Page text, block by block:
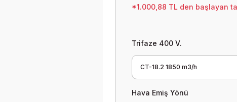
*1.000,88 TL den başlayan
Trifaze 400 V.
Hava Emiş Yönü